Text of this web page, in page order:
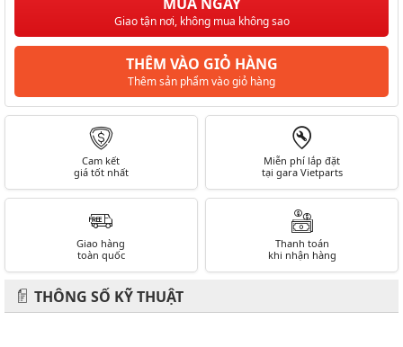
Giao tận nơi, không mua không sao
THÊM VÀO GIỎ HÀNG
Thêm sản phẩm vào giỏ hàng
Cam kết
giá tốt nhất
Miễn phí lắp đặt
tại gara Vietparts
Giao hàng
toàn quốc
Thanh toán
khi nhận hàng
THÔNG SỐ KỸ THUẬT